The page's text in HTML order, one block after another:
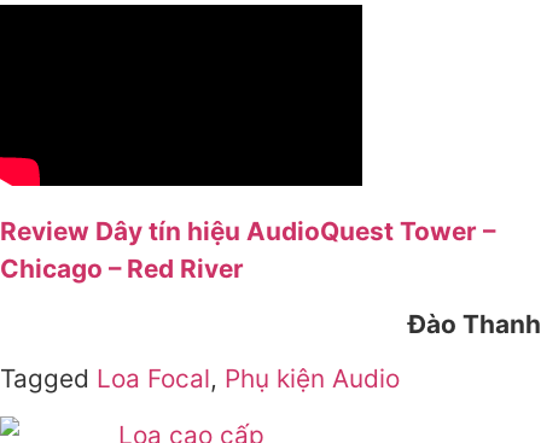
Review Dây tín hiệu AudioQuest Tower –
Chicago – Red River
Đào Thanh
Tagged Loa Focal, Phụ kiện Audio